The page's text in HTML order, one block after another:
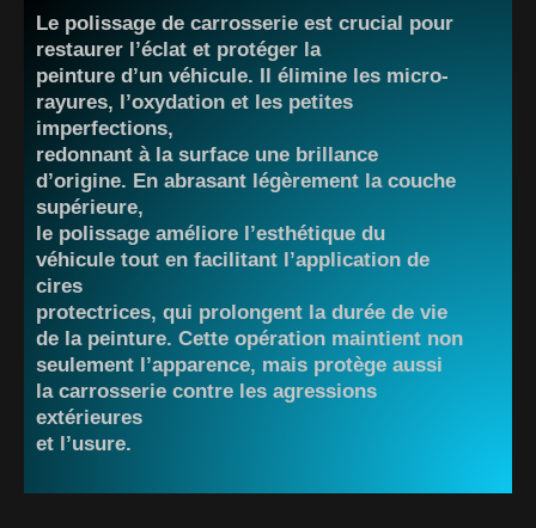
Le polissage de carrosserie est crucial pour
restaurer l’éclat et protéger la
peinture d’un véhicule. Il élimine les micro-
rayures, l’oxydation et les petites
imperfections,
redonnant à la surface une brillance
d’origine. En abrasant légèrement la couche
supérieure,
le polissage améliore l’esthétique du
véhicule tout en facilitant l’application de
cires
protectrices, qui prolongent la durée de vie
de la peinture. Cette opération maintient non
seulement l’apparence, mais protège aussi
la carrosserie contre les agressions
extérieures
et l’usure.